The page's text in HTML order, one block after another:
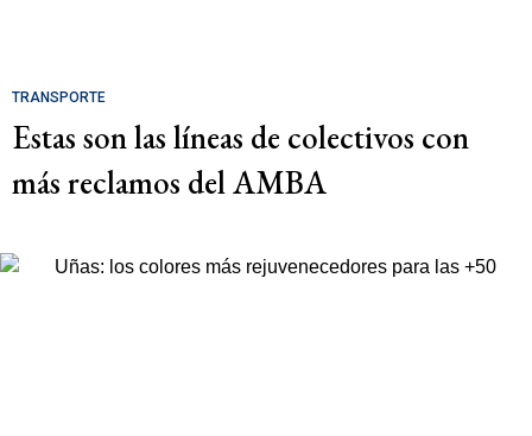
TRANSPORTE
Estas son las líneas de colectivos con
más reclamos del AMBA